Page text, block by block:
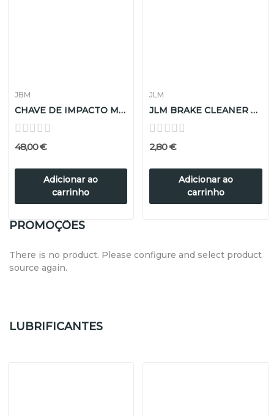
JBM
CHAVE DE IMPACTO MINI 1/2" 1200 NM
48,00 €
Adicionar ao
carrinho
JLM
JLM BRAKE CLEANER 500ml
2,80 €
Adicionar ao
carrinho
PROMOÇÕES
There is no product. Please configure and select product
source again.
LUBRIFICANTES